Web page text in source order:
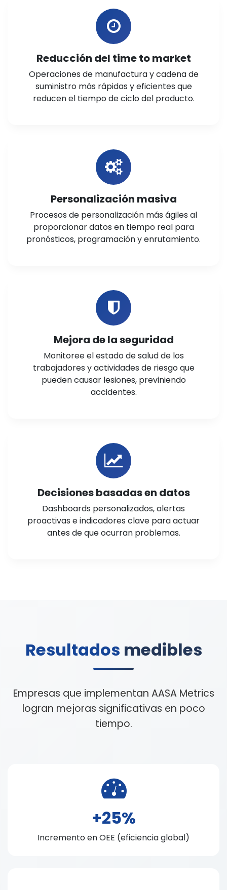
Reducción del time to market
Operaciones de manufactura y cadena de
suministro más rápidas y eficientes que
reducen el tiempo de ciclo del producto.
Personalización masiva
Procesos de personalización más ágiles al
proporcionar datos en tiempo real para
pronósticos, programación y enrutamiento.
Mejora de la seguridad
Monitoree el estado de salud de los
trabajadores y actividades de riesgo que
pueden causar lesiones, previniendo
accidentes.
Decisiones basadas en datos
Dashboards personalizados, alertas
proactivas e indicadores clave para actuar
antes de que ocurran problemas.
Resultados medibles
Empresas que implementan AASA Metrics
logran mejoras significativas en poco
tiempo.
+25%
Incremento en OEE (eficiencia global)